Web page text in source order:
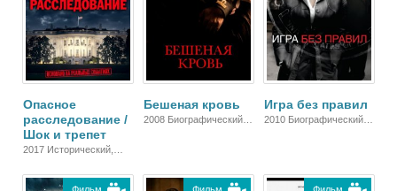
Опасное
расследование /
Шок и трепет
2017 Исторический,
Триллер, Зарубежный,
Бешеная кровь
2008 Биографический,
Игра без правил
2010 Биографический,